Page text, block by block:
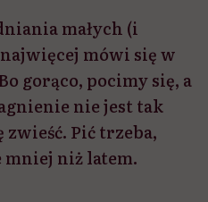
małych (i
mówi się w
gorąco, pocimy się, a
nie jest tak
Pić trzeba,
niż latem.